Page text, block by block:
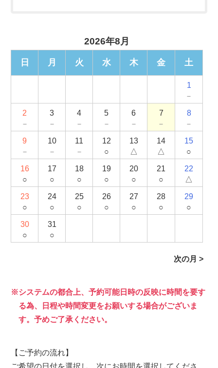
2026年8月
日 月 火 水 木 金 土
1
－
2
－
3
－
4
－
5
－
6
－
7
－
8
－
9
－
10
－
11
－
12
○
13
△
14
△
15
○
16
○
17
○
18
○
19
○
20
○
21
○
22
△
23
○
24
○
25
○
26
○
27
○
28
○
29
○
30
○
31
○
次の月 >
システムの都合上、予約可能日時の反映に時間を要す
る為、日程や時間変更をお願いする場合がございま
す。予めご了承ください。
【ご予約の流れ】